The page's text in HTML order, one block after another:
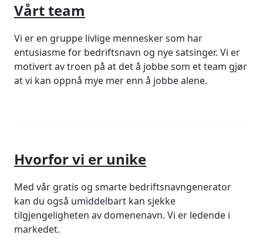
Vårt team
Vi er en gruppe livlige mennesker som har
entusiasme for bedriftsnavn og nye satsinger. Vi er
motivert av troen på at det å jobbe som et team gjør
at vi kan oppnå mye mer enn å jobbe alene.
Hvorfor vi er unike
Med vår gratis og smarte bedriftsnavngenerator
kan du også umiddelbart kan sjekke
tilgjengeligheten av domenenavn. Vi er ledende i
markedet.